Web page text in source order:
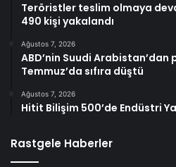
Teröristler teslim olmaya
490 kişi yakalandı
Ağustos 7, 2026
ABD’nin Suudi
Temmuz’da sıfıra düştü
Ağustos 7, 2026
Hitit Bilişim 500’de Endüstri
Rastgele Haberler